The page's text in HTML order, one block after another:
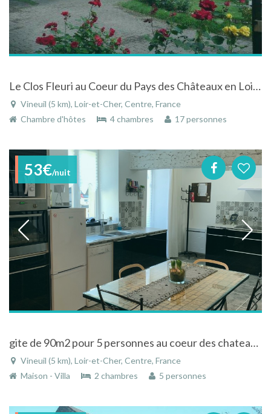
Le Clos Fleuri au Coeur du Pays des Châteaux en Loir-et-Cher
Vineuil (5 km), Loir-et-Cher, Centre, France
Chambre d'hôtes
4 chambres 17 personnes
53€/nuit
gite de 90m2 pour 5 personnes au coeur des chateaux de la loire
Vineuil (5 km), Loir-et-Cher, Centre, France
Maison - Villa
2 chambres 5 personnes